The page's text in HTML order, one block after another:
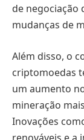
de negociação
mudanças de
Além disso, o
criptomoedas
um aumento
mineração
Inovações